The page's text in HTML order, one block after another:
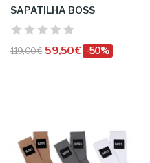
SAPATILHA BOSS
119,00 € 59,50 € -50%